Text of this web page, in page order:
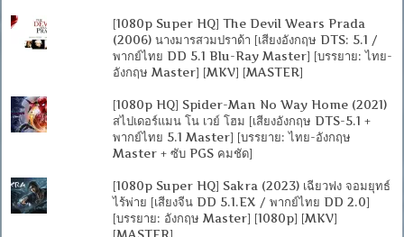
[1080p Super HQ] The Devil Wears Prada
(2006) นางมารสวมปราด้า [เสียงอังกฤษ DTS: 5.1 /
พากย์ไทย DD 5.1 Blu-Ray Master] [บรรยาย: ไทย-
อังกฤษ Master] [MKV] [MASTER]
[1080p HQ] Spider-Man No Way Home (2021)
สไปเดอร์แมน โน เวย์ โฮม [เสียงอังกฤษ DTS-5.1 +
พากย์ไทย 5.1 Master] [บรรยาย: ไทย-อังกฤษ
Master + ซับ PGS คมชัด]
[1080p Super HQ] Sakra (2023) เฉียวฟง จอมยุทธ์
ไร้พ่าย [เสียงจีน DD 5.1.EX / พากย์ไทย DD 2.0]
[บรรยาย: อังกฤษ Master] [1080p] [MKV]